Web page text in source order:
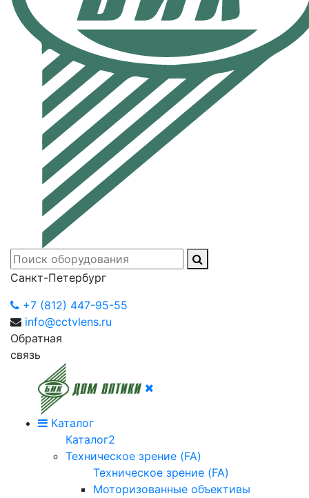
Санкт-Петербург
+7 (812) 447-95-55
info@cctvlens.ru
Обратная
связь
Каталог
Каталог2
Техническое зрение (FA)
Техническое зрение (FA)
Моторизованные объективы